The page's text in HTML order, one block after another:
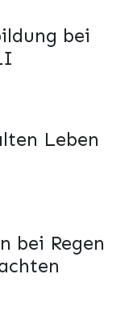
bei
Leben
bei Regen